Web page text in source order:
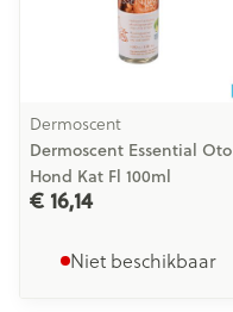
Dermoscent
Dermoscent Essential Oto
Hond Kat Fl 100ml
€ 16,14
Niet beschikbaar